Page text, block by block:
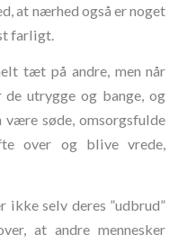
at nærhed også er noget
farligt.
tæt på andre, men når
utrygge og bange, og
være søde, omsorgsfulde
over og blive vrede,
ikke selv deres ”udbrud”
at andre mennesker